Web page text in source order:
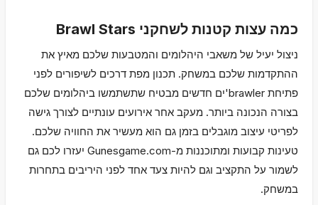
כמה עצות קטנות לשחקני Brawl Stars
ניצול יעיל של משאבי היהלומים והמטבעות שלכם מאיץ את
ההתקדמות שלכם במשחק. תכנון מפת דרכים לשיפורים לפני
פתיחת brawler'ים חדשים מבטיח שתשתמשו ביהלומים שלכם
בצורה הנכונה ביותר. מעקב אחר אירועים עונתיים לצורך גישה
לפריטי עיצוב מוגבלים בזמן גם הוא מעשיר את החוויה שלכם.
טעינות קבועות ומתוכננות מ-Gunesgame.com יעזרו לכם גם
לשמור על התקציב וגם להיות צעד אחד לפני היריבים בתחרות
במשחק.